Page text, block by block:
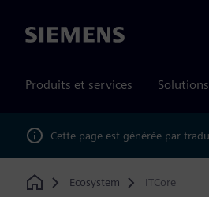
Siemens
Produits et services Solutions
Cette page est générée par
Home
Ecosystem ITCore